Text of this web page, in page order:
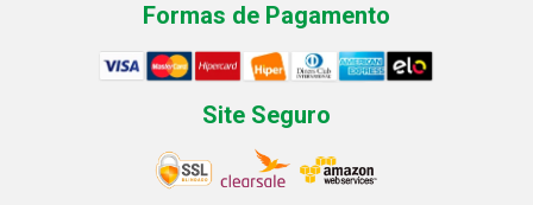
Formas de Pagamento
Site Seguro